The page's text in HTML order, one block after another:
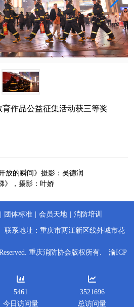
育作品公益征集活动获三等奖
放的瞬间》摄影：吴德润
》，摄影：叶娇
团体标准 会员天地 消防培训
系地址：重庆市两江新区线外城市花
重庆消防协会版权所有. 渝ICP
5461
今日访问量
3521696
总访问量